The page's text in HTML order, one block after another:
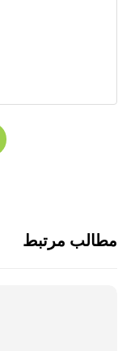
مطالب مرتبط